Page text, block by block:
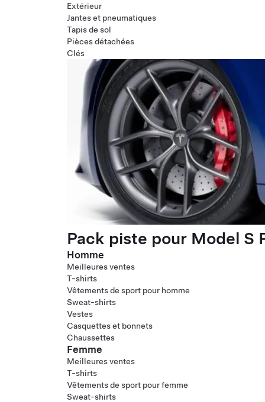
Extérieur
Jantes et pneumatiques
Tapis de sol
Pièces détachées
Clés
Pack piste pour Model S
Homme
Meilleures ventes
T-shirts
Vêtements de sport pour homme
Sweat-shirts
Vestes
Casquettes et bonnets
Chaussettes
Femme
Meilleures ventes
T-shirts
Vêtements de sport pour femme
Sweat-shirts